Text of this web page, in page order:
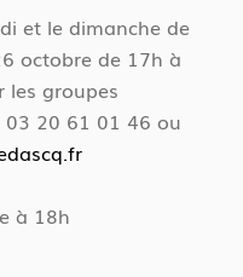
et le dimanche de
octobre de 17h à
les groupes
03 20 61 01 46 ou
à 18h